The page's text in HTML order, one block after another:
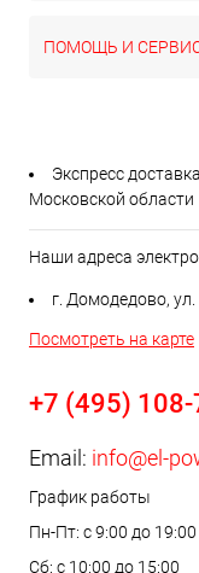
ПОМОЩЬ И
Экспресс
Московской области
Наши адреса
г. Домодедово,
Посмотреть на карте
+7 (495)
Email: info@el-
График работы
Пн-Пт: с 9:00 до 19:00
Сб: с 10:00 до 15:00